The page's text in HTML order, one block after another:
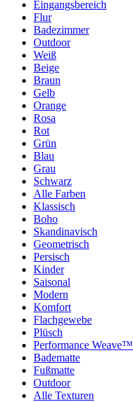
Eingangsbereich
Flur
Badezimmer
Outdoor
Weiß
Beige
Braun
Gelb
Orange
Rosa
Rot
Grün
Blau
Grau
Schwarz
Alle Farben
Klassisch
Boho
Skandinavisch
Geometrisch
Persisch
Kinder
Saisonal
Modern
Komfort
Flachgewebe
Plüsch
Performance Weave™
Badematte
Fußmatte
Outdoor
Alle Texturen